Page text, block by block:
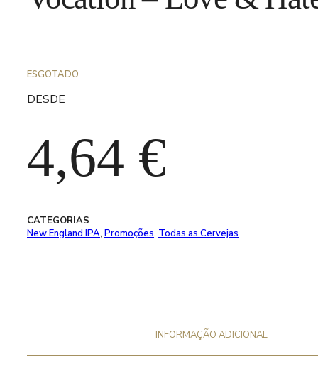
ESGOTADO
DESDE
4,64 €
CATEGORIAS
New England IPA, Promoções, Todas as Cervejas
INFORMAÇÃO ADICIONAL